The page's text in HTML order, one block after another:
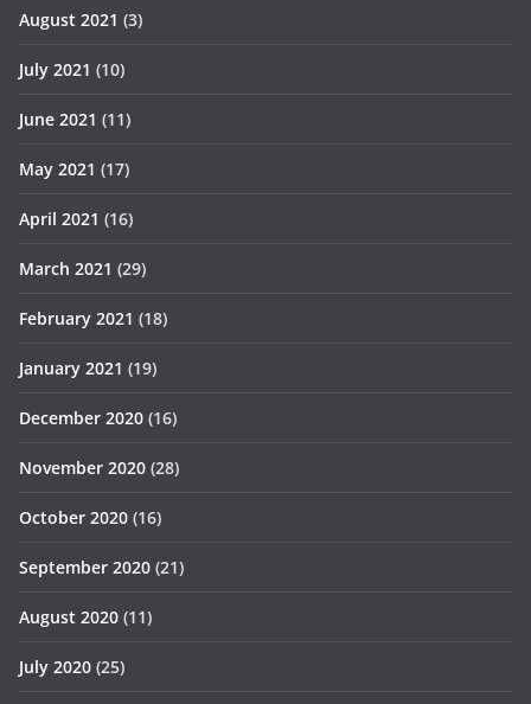
August 2021 (3)
July 2021 (10)
June 2021 (11)
May 2021 (17)
April 2021 (16)
March 2021 (29)
February 2021 (18)
January 2021 (19)
December 2020 (16)
November 2020 (28)
October 2020 (16)
September 2020 (21)
August 2020 (11)
July 2020 (25)